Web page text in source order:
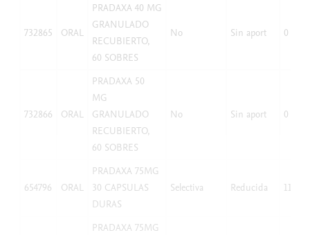
732865 ORAL
PRADAXA 40 MG
GRANULADO
RECUBIERTO,
60 SOBRES
No Sin aport 0
732866 ORAL
PRADAXA 50
MG
GRANULADO
RECUBIERTO,
60 SOBRES
No Sin aport 0
654796 ORAL
PRADAXA 75MG
30 CAPSULAS
DURAS
Selectiva Reducida 11,27
PRADAXA 75MG